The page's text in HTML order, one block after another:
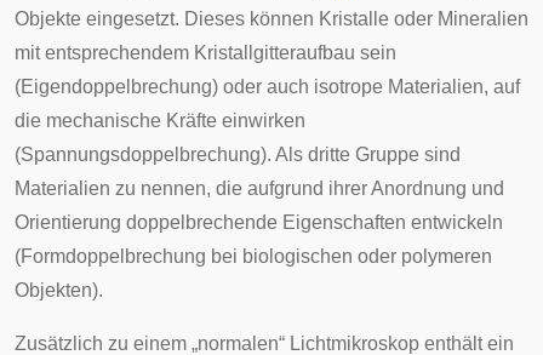
Objekte eingesetzt. Dieses können Kristalle oder Mineralien
mit entsprechendem Kristallgitteraufbau sein
(Eigendoppelbrechung) oder auch isotrope Materialien, auf
die mechanische Kräfte einwirken
(Spannungsdoppelbrechung). Als dritte Gruppe sind
Materialien zu nennen, die aufgrund ihrer Anordnung und
Orientierung doppelbrechende Eigenschaften entwickeln
(Formdoppelbrechung bei biologischen oder polymeren
Objekten).
Zusätzlich zu einem „normalen“ Lichtmikroskop enthält ein